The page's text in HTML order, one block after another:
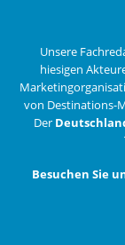
Unsere
hiesigen
von Destinations-
Der
Besuchen Sie